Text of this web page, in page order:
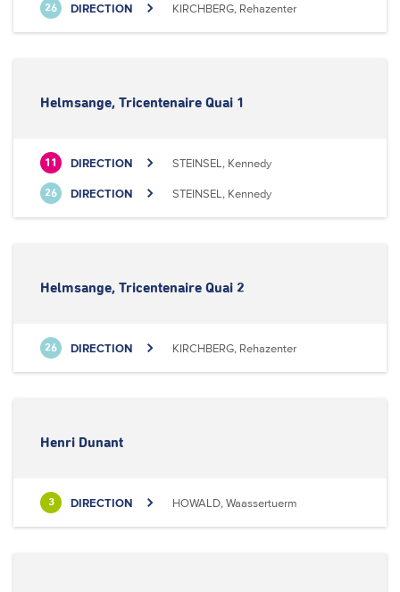
26 DIRECTION KIRCHBERG, Rehazenter
Helmsange, Tricentenaire Quai 1
11 DIRECTION STEINSEL, Kennedy
26 DIRECTION STEINSEL, Kennedy
Helmsange, Tricentenaire Quai 2
26 DIRECTION KIRCHBERG, Rehazenter
Henri Dunant
3 DIRECTION HOWALD, Waassertuerm